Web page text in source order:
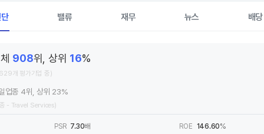
밸류 재무 뉴스 배당
908위, 상위 16%
개 평가기업 중)
업종 4위, 상위 23%
- Travel Services)
PSR 7.30배 ROE 146.60%